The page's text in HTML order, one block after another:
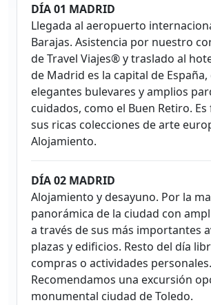
DÍA 01 MADRID
Llegada al aeropuerto
Barajas. Asistencia por nuestro
de Travel Viajes® y traslado al
de Madrid es la capital de España,
elegantes bulevares y amplios
cuidados, como el Buen Retiro.
sus ricas colecciones de arte
Alojamiento.
DÍA 02 MADRID
Alojamiento y desayuno. Por la
panorámica de la ciudad con
a través de sus más importantes
plazas y edificios. Resto del día
compras o actividades personales.
Recomendamos una excursión
monumental ciudad de Toledo.